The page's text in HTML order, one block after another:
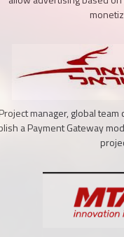
manager, global
a Payment Gateway